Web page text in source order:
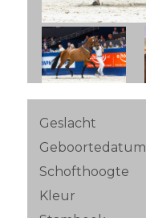
Geslacht
Geboortedatum
Schofthoogte
Kleur